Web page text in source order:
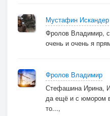
Мустафин Искандер
Фролов Владимир,
очень и очень я
Фролов Владимир
Стефашина Ирина,
да ещё и с юмором
то...,